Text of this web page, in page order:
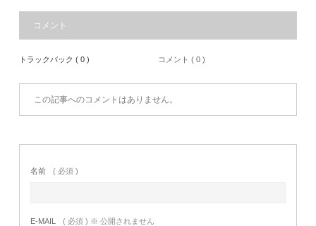
コメント
トラックバック ( 0 ) コメント ( 0 )
この記事へのコメントはありません。
名前 ( 必須 )
E-MAIL ( 必須 ) ※ 公開されません